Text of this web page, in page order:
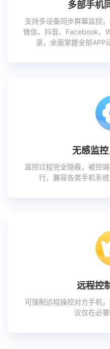
多部手机
支持多设备同步屏幕监控
微信、抖音、Facebook、
录，全面掌握全部APP
无感监
监控过程完全隐蔽，被控
行，兼容各类手机系
远程控
可强制远程操控对方手机
议仅在必要